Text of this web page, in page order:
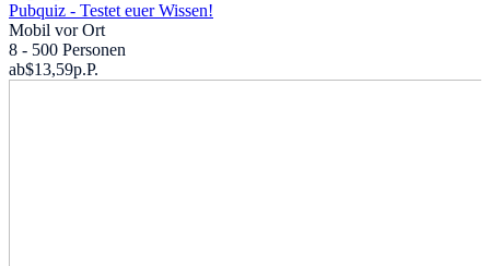
Pubquiz - Testet euer Wissen!
Mobil vor Ort
8 - 500 Personen
ab$13,59p.P.